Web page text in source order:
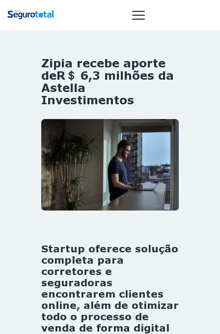
NOTÍCIAS
REVISTA
ESPECIAIS
ST SUMMIT
MULHERES
GESTORAS
HOMEST
HOME
Zipia recebe aporte
deR＄ 6,3 milhões da
Astella
Investimentos
Startup oferece solução
completa para
corretores e
seguradoras
encontrarem clientes
online, além de otimizar
todo o processo de
venda de forma digital